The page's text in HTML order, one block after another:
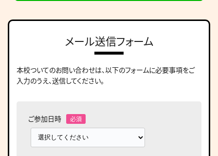
メール送信フォーム
本校ついてのお問い合わせは、以下のフォームに必要事項をご
入力のうえ、送信してください。
ご参加日時